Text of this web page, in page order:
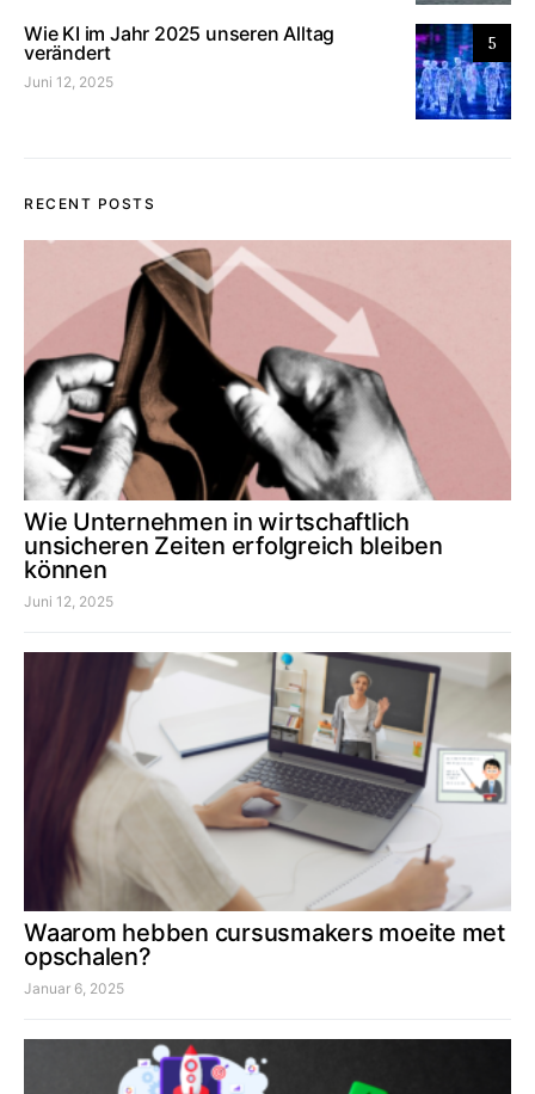
5
Wie KI im Jahr 2025 unseren Alltag
verändert
Juni 12, 2025
RECENT POSTS
Wie Unternehmen in wirtschaftlich
unsicheren Zeiten erfolgreich bleiben
können
Juni 12, 2025
Waarom hebben cursusmakers moeite met
opschalen?
Januar 6, 2025